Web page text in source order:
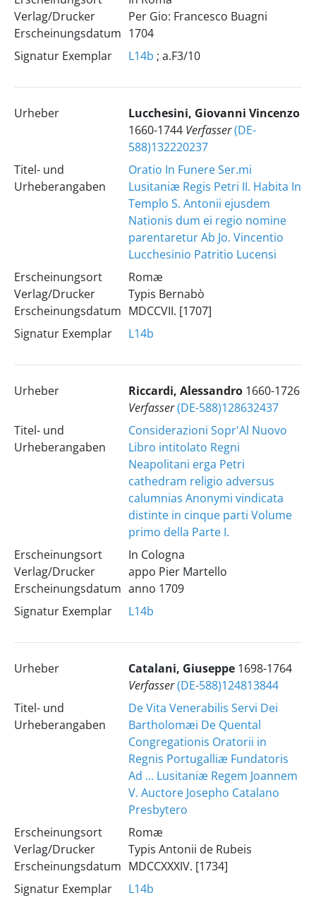
Verlag/Drucker
Erscheinungsdatum
Per Gio: Francesco Buagni
1704
Signatur Exemplar
L14b ; a.F3/10
Urheber
Lucchesini, Giovanni Vincenzo
1660-1744 Verfasser(DE-
588)132220237
Titel- und
Urheberangaben
Oratio In Funere Ser.mi
Lusitaniæ Regis Petri II. Habita In
Templo S. Antonii ejusdem
Nationis dum ei regio nomine
parentaretur Ab Jo. Vincentio
Lucchesinio Patritio Lucensi
Erscheinungsort
Verlag/Drucker
Erscheinungsdatum
Romæ
Typis Bernabò
MDCCVII. [1707]
Signatur Exemplar
L14b
Urheber Riccardi, Alessandro 1660-1726
Verfasser(DE-588)128632437
Titel- und
Urheberangaben
Considerazioni Sopr'Al Nuovo
Libro intitolato Regni
Neapolitani erga Petri
cathedram religio adversus
calumnias Anonymi vindicata
distinte in cinque parti Volume
primo della Parte I.
Erscheinungsort
Verlag/Drucker
Erscheinungsdatum
In Cologna
appo Pier Martello
anno 1709
Signatur Exemplar
L14b
Urheber Catalani, Giuseppe 1698-1764
Verfasser(DE-588)124813844
Titel- und
Urheberangaben
De Vita Venerabilis Servi Dei
Bartholomæi De Quental
Congregationis Oratorii in
Regnis Portugalliæ Fundatoris
Ad ... Lusitaniæ Regem Joannem
V. Auctore Josepho Catalano
Presbytero
Erscheinungsort
Verlag/Drucker
Erscheinungsdatum
Romæ
Typis Antonii de Rubeis
MDCCXXXIV. [1734]
Signatur Exemplar
L14b